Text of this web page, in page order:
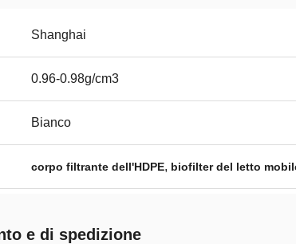
Shanghai
0.96-0.98g/cm3
Bianco
corpo filtrante dell'HDPE, biofilter del letto
e di spedizione